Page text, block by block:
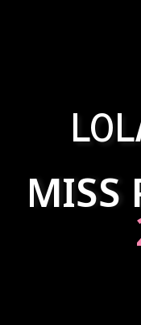
MISS